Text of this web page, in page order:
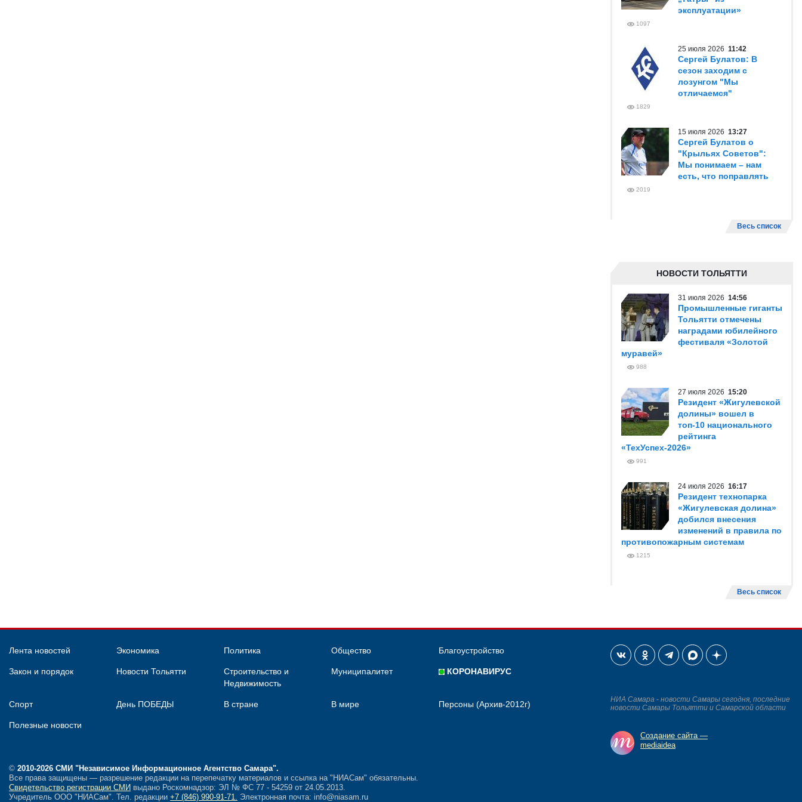
эксплуатации»
1097
25 июля 2026 11:42
Сергей Булатов: В
сезон заходим с
лозунгом "Мы
отличаемся"
1829
15 июля 2026 13:27
Сергей Булатов о
"Крыльях Советов":
Мы понимаем – нам
есть, что поправлять
2019
Весь список
НОВОСТИ ТОЛЬЯТТИ
31 июля 2026 14:56
Промышленные гиганты
Тольятти отмечены
наградами юбилейного
фестиваля «Золотой
муравей»
988
27 июля 2026 15:20
Резидент «Жигулевской
долины» вошел в
топ-10 национального
рейтинга
«ТехУспех-2026»
991
24 июля 2026 16:17
Резидент технопарка
«Жигулевская долина»
добился внесения
изменений в правила по
противопожарным системам
1215
Весь список
Лента новостей Экономика Политика Общество Благоустройство
Закон и порядок Новости Тольятти
Строительство и
Недвижимость
Муниципалитет КОРОНАВИРУС
Спорт День ПОБЕДЫ В стране В мире Персоны (Архив-2012г)
Полезные новости
© 2010-2026 СМИ "Независимое Информационное Агентство Самара".
Все права защищены — разрешение редакции на перепечатку материалов и ссылка на "НИАСам" обязательны.
Свидетельство регистрации СМИ выдано Роскомнадзор: ЭЛ № ФС 77 - 54259 от 24.05.2013.
Учредитель ООО "НИАСам". Тел. редакции +7 (846) 990-91-71. Электронная почта: info@niasam.ru
НИА Самара - новости Самары сегодня, последние
новости Самары Тольятти и Самарской области
Создание сайта —
mediaidea